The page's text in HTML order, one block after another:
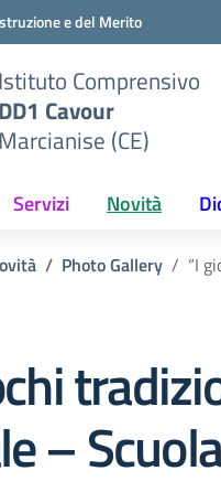
e del Merito
Istituto Comprensivo
DD1 Cavour
Marcianise (CE)
Servizi Novità
Photo Gallery “I
–